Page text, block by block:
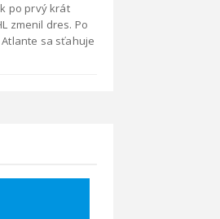
po prvý krát
zmenil dres. Po
sa sťahuje